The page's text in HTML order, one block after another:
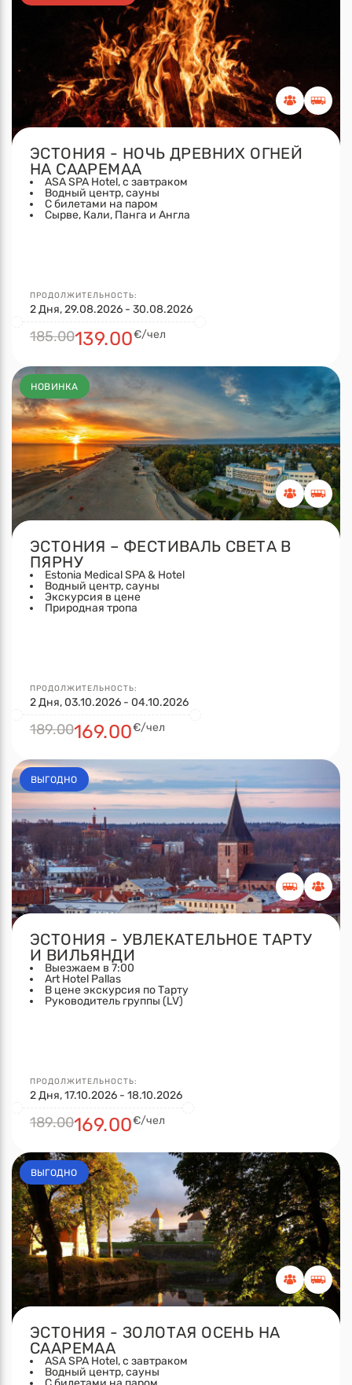
ЭСТОНИЯ - НОЧЬ ДРЕВНИХ ОГНЕЙ
НА СААРЕМАА
ASA SPA Hotel, с завтраком
Водный центр, сауны
С билетами на паром
Сырве, Кали, Панга и Англа
ПРОДОЛЖИТЕЛЬНОСТЬ:
2 Дня, 29.08.2026 - 30.08.2026
185.00139.00€/чел
НОВИНКА
ЭСТОНИЯ – ФЕСТИВАЛЬ СВЕТА В
ПЯРНУ
Estonia Medical SPA & Hotel
Водный центр, сауны
Экскурсия в цене
Природная тропа
ПРОДОЛЖИТЕЛЬНОСТЬ:
2 Дня, 03.10.2026 - 04.10.2026
189.00169.00€/чел
ВЫГОДНО
ЭСТОНИЯ - УВЛЕКАТЕЛЬНОЕ ТАРТУ
И ВИЛЬЯНДИ
Выезжаем в 7:00
Art Hotel Pallas
В цене экскурсия по Тарту
Руководитель группы (LV)
ПРОДОЛЖИТЕЛЬНОСТЬ:
2 Дня, 17.10.2026 - 18.10.2026
189.00169.00€/чел
ВЫГОДНО
ЭСТОНИЯ - ЗОЛОТАЯ ОСЕНЬ НА
СААРЕМАА
ASA SPA Hotel, с завтраком
Водный центр, сауны